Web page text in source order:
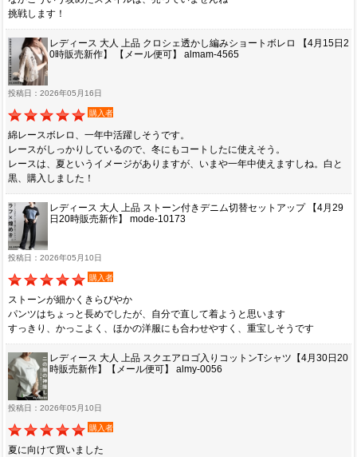
挑戦します！
レディース 大人 上品 クロシェ透かし編みショートボレロ 【4月15日2
0時販売新作】 【メール便可】 almam-4565
投稿日：2026年05月16日
購入者
綿レースボレロ、一年中活躍しそうです。
レースがしっかりしているので、冬にもコートしたに使えそう。
レースは、夏というイメージがありますが、いまや一年中使えますしね。白と
黒、購入しました！
レディース 大人 上品 ストーン付きデニム切替セットアップ 【4月29
日20時販売新作】 mode-10173
投稿日：2026年05月10日
購入者
ストーンが細かくきらびやか
パンツはちょっと長めでしたが、自分で直して着ようと思います
すっきり、かっこよく、ほかの洋服にも合わせやすく、重宝しそうです
レディース 大人 上品 スクエアロゴ入りコットンTシャツ【4月30日20
時販売新作】【メール便可】 almy-0056
投稿日：2026年05月10日
購入者
夏に向けて買いました